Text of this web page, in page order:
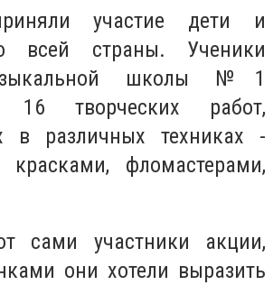
участие дети и
всей страны. Ученики
школы №1
16 творческих работ,
в различных техниках -
красками, фломастерами,
сами участники акции,
они хотели выразить